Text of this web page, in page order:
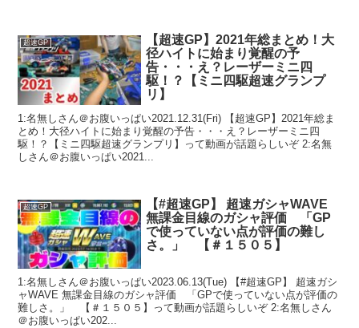
超速GP
【超速GP】2021年総まとめ！大
径ハイトに始まり覚醒の予
告・・・え？レーザーミニ四
駆！？【ミニ四駆超速グランプ
リ】
1:名無しさん＠お腹いっぱい2021.12.31(Fri) 【超速GP】2021年総ま
とめ！大径ハイトに始まり覚醒の予告・・・え？レーザーミニ四
駆！？【ミニ四駆超速グランプリ】って動画が話題らしいぞ 2:名無
しさん＠お腹いっぱい2021...
超速GP
【#超速GP】 超速ガシャWAVE
無課金目線のガシャ評価 「GP
で使っていない点が評価の難し
さ。」 【＃１５０５】
1:名無しさん＠お腹いっぱい2023.06.13(Tue) 【#超速GP】 超速ガシ
ャWAVE 無課金目線のガシャ評価 「GPで使っていない点が評価の
難しさ。」 【＃１５０５】って動画が話題らしいぞ 2:名無しさん
＠お腹いっぱい202...